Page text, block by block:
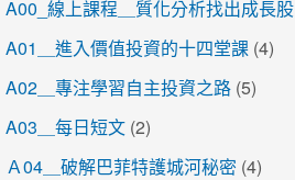
A00_線上課程＿質化分析找出成長股
A01＿進入價值投資的十四堂課 (4)
A02＿專注學習自主投資之路 (5)
A03＿每日短文 (2)
Ａ04＿破解巴菲特護城河秘密 (4)